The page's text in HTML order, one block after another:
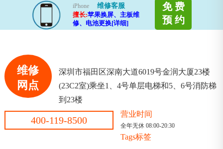
iPhone
维修客服
擅长:苹果换屏、主板维
修、电池更换[详细]
免 费
预 约
维修
网点
深圳市福田区深南大道6019号金润大厦23楼
(23C2室)乘坐1、4号单层电梯和5、6号消防梯
到23楼
400-119-8500
营业时间
全年无休 08:00-20:30
Tags标签